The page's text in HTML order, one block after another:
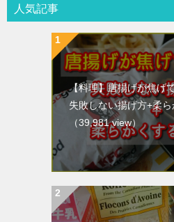
人気記事
【料理】唐揚げが焦げ
失敗しない揚げ方+柔
（39,981 view）